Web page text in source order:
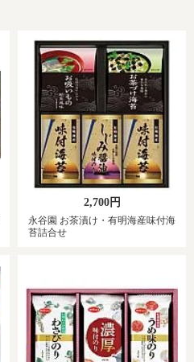
2,700円
永谷園 お茶漬け・有明海産味付海
苔詰合せ